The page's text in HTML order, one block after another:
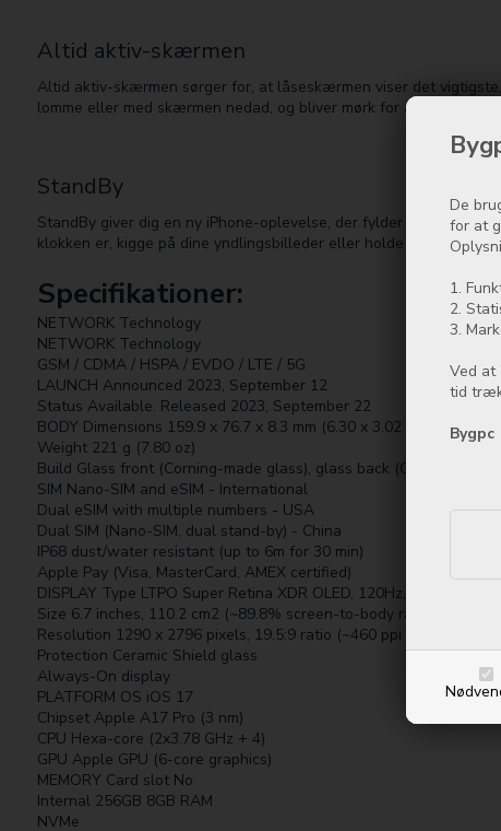
De
for at
1.
2.
3.
Ved at
tid
Bygpc
Altid aktiv-skær­men
Altid aktiv-skær­men sørger for, at låseskær­men viser det
lomme eller med skær­men nedad, og bliver mørk for at spare på
StandBy
StandBy giver dig en ny iPhone-oplev­else, der fylder hele
klokken er, kigge på dine yndlings­billeder eller holde øje med
Specifikationer:
NETWORK Technology
NETWORK Technology
GSM / CDMA / HSPA / EVDO / LTE / 5G
LAUNCH Announced 2023, September 12
Status Available. Released 2023, September 22
BODY Dimensions 159.9 x 76.7 x 8.3 mm (6.30 x 3.02 x 0.33 in)
Weight 221 g (7.80 oz)
Build Glass front (Corning-made glass), glass back (Corning-made
SIM Nano-SIM and eSIM - International
Dual eSIM with multiple numbers - USA
Dual SIM (Nano-SIM, dual stand-by) - China
IP68 dust/water resistant (up to 6m for 30 min)
Apple Pay (Visa, MasterCard, AMEX certified)
DISPLAY Type LTPO Super Retina XDR OLED, 120Hz, HDR10,
Size 6.7 inches, 110.2 cm2 (~89.8% screen-to-body ratio)
Resolution 1290 x 2796 pixels, 19.5:9 ratio (~460 ppi density)
Protection Ceramic Shield glass
Always-On display
PLATFORM OS iOS 17
Chipset Apple A17 Pro (3 nm)
CPU Hexa-core (2x3.78 GHz + 4)
GPU Apple GPU (6-core graphics)
MEMORY Card slot No
Internal 256GB 8GB RAM
NVMe